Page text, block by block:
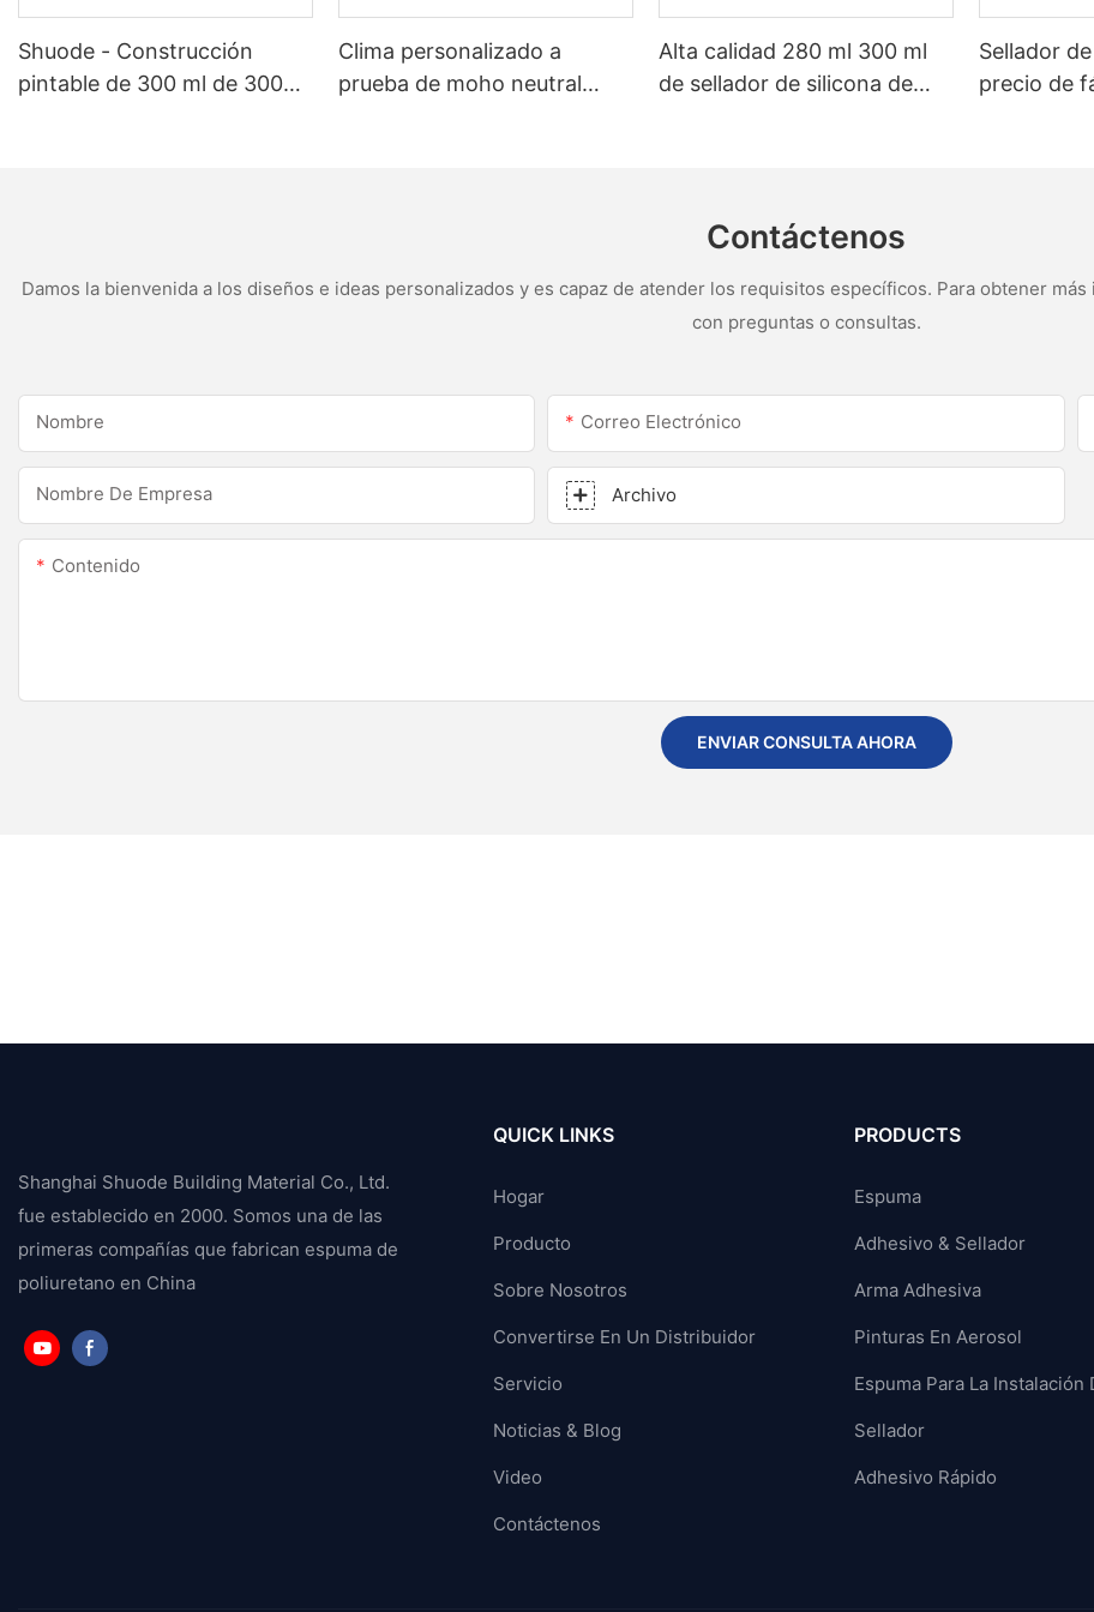
Shuode - Construcción
pintable de 300 ml de 300
Clima personalizado a
prueba de moho neutral
Alta calidad 280 ml 300 ml
de sellador de silicona de
Sellador
precio de
Contáctenos
Damos la bienvenida a los diseños e ideas personalizados y es capaz de atender los requisitos específicos. Para obtener
con preguntas o consultas.
Nombre Correo Electrónico
Nombre De Empresa Archivo
Contenido
ENVIAR CONSULTA AHORA
Shanghai Shuode Building Material Co., Ltd.
fue establecido en 2000. Somos una de las
primeras compañías que fabrican espuma de
poliuretano en China
QUICK LINKS
Hogar
Producto
Sobre Nosotros
Convertirse En Un Distribuidor
Servicio
Noticias & Blog
Video
Contáctenos
PRODUCTS
Espuma
Adhesivo & Sellador
Arma Adhesiva
Pinturas En Aerosol
Espuma Para La Instalación
Sellador
Adhesivo Rápido